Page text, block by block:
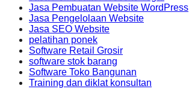
Jasa Pembuatan Website WordPress
Jasa Pengelolaan Website
Jasa SEO Website
pelatihan ponek
Software Retail Grosir
software stok barang
Software Toko Bangunan
Training dan diklat konsultan